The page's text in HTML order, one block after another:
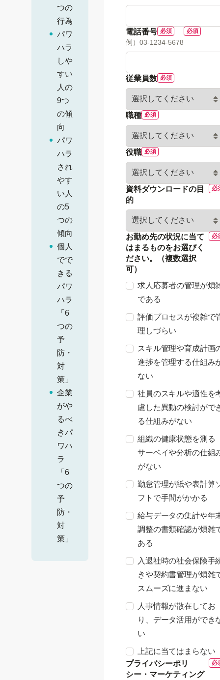
つの
行為
パワ
ハラ
しや
すい
人の
9つ
の傾
向
パワ
ハラ
され
やす
い人
の5
つの
傾向
個人
でで
きる
パワ
ハラ
「6
つの
予
防・
対
策」
企業
がや
るべ
きパ
ワハ
ラ
「6
つの
予
防・
対
策」
電話番号
例）03-1234-5678
従業員数
職種
役職
資料ダウンロードの目
的
お勤め先の状況に当て
はまるものをお選びく
ださい。（複数選択
可）
求人応募者の管理が煩
である
評価プロセスが複雑で
理しづらい
スキル管理や育成計画
進捗を管理する仕組み
ない
社員のスキルや適性を
慮した異動の検討がで
る仕組みがない
組織の健康状態を測る
サーベイや分析の仕組
がない
勤怠管理が紙や表計算
フトで手間がかかる
給与データの集計や年
調整の書類確認が煩雑
ある
入退社時の社会保険手
きや契約書管理が煩雑
スムーズに進まない
人事情報が散在してお
り、データ活用ができ
い
上記に当てはまらない
プライバシーポリ
シー・マーケティング